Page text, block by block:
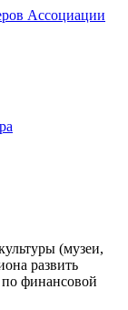
(музеи,
развить
по финансовой